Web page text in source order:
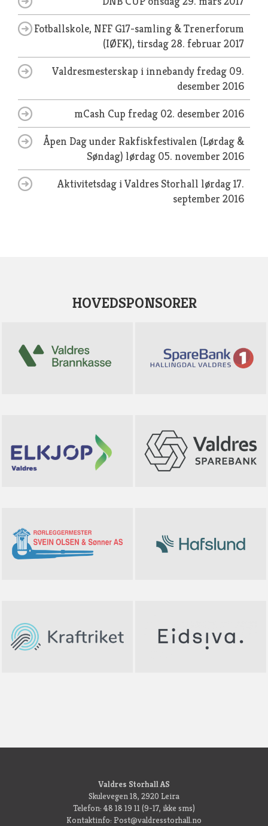
Fotballskole, NFF G17-samling & Trenerforum
(IØFK), tirsdag 28. februar 2017
Valdresmesterskap i innebandyfredag 09.
desember 2016
mCash Cup fredag 02. desember 2016
Åpen Dag under Rakfiskfestivalen (Lørdag &
Søndag) lørdag 05. november 2016
Aktivitetsdag i Valdres Storhall lørdag 17.
september 2016
HOVEDSPONSORER
Valdres Storhall AS
Skulevegen 18, 2920 Leira
Telefon: 48 18 19 11 (9-17, ikke sms)
Kontaktinfo: Post@valdresstorhall.no